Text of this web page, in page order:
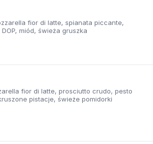
fior di latte, spianata piccante,
miód, świeża gruszka
fior di latte, prosciutto crudo, pesto
pistacje, świeże pomidorki